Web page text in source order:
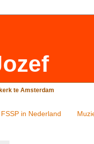
te Amsterdam
FSSP in Nederland